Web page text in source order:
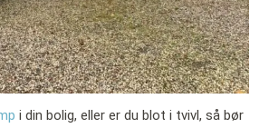
i din bolig, eller er du blot i tvivl, så bør